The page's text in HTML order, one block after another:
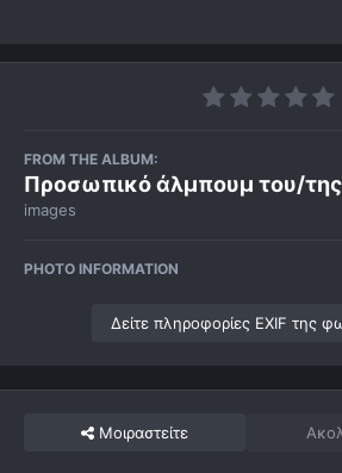
FROM THE ALBUM:
Προσωπικό άλμπουμ του/της
images
PHOTO INFORMATION
Δείτε πληροφορίες EXIF της
Μοιραστείτε